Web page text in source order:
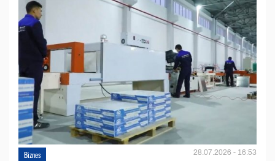
Biznes 28.07.2026 - 16:53